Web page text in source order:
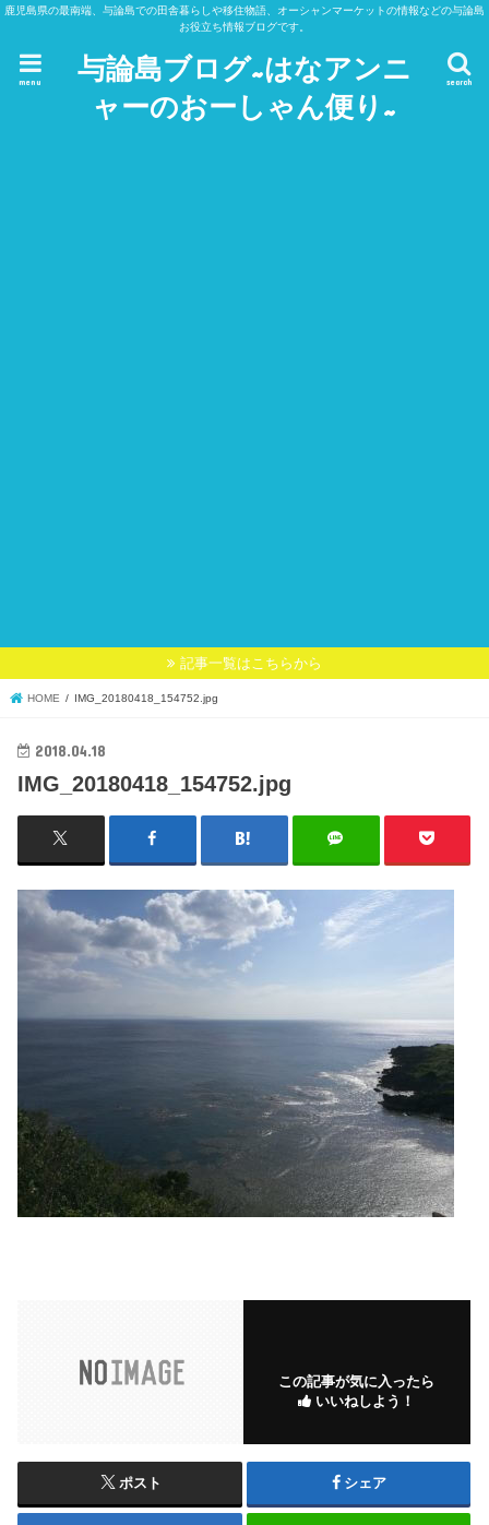
鹿児島県の最南端、与論島での田舎暮らしや移住物語、オーシャンマーケットの情報などの与論島
お役立ち情報ブログです。
与論島ブログ~はなアンニ
ャーのおーしゃん便り~
search
menu
記事一覧はこちらから
HOME IMG_20180418_154752.jpg
2018.04.18
IMG_20180418_154752.jpg
この記事が気に入ったら
いいねしよう！
ポスト シェア